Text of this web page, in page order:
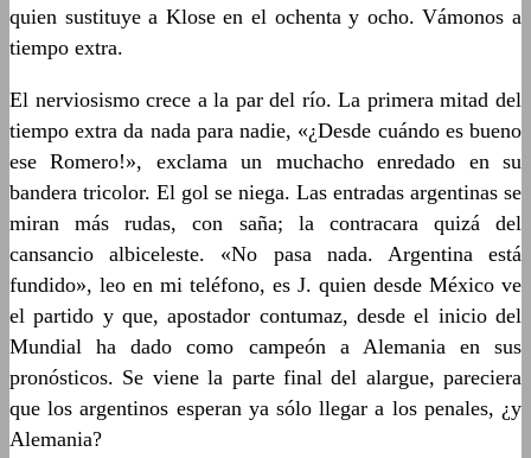
quien sustituye a Klose en el ochenta y ocho. Vámonos a
tiempo extra.
El nerviosismo crece a la par del río. La primera mitad del
tiempo extra da nada para nadie, «¿Desde cuándo es bueno
ese Romero!», exclama un muchacho enredado en su
bandera tricolor. El gol se niega. Las entradas argentinas se
miran más rudas, con saña; la contracara quizá del
cansancio albiceleste. «No pasa nada. Argentina está
fundido», leo en mi teléfono, es J. quien desde México ve
el partido y que, apostador contumaz, desde el inicio del
Mundial ha dado como campeón a Alemania en sus
pronósticos. Se viene la parte final del alargue, pareciera
que los argentinos esperan ya sólo llegar a los penales, ¿y
Alemania?